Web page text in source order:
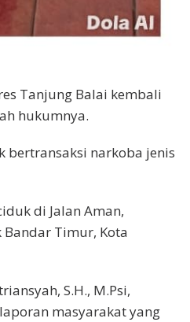
Tanjung Balai kembali
hukumnya.
bertransaksi narkoba jenis
di Jalan Aman,
Bandar Timur, Kota
S.H., M.Psi,
masyarakat yang